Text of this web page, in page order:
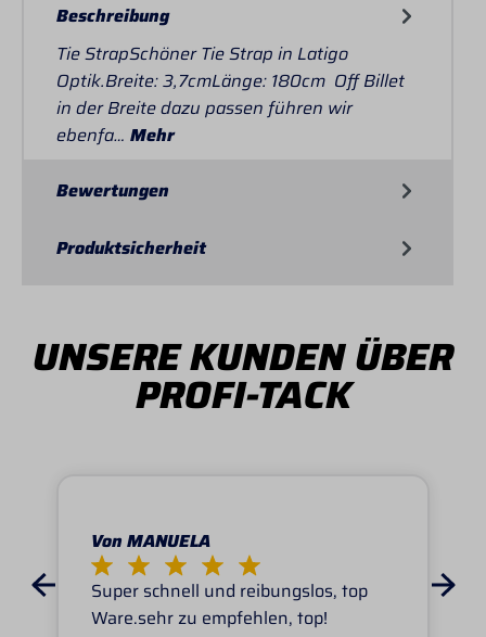
Beschreibung
Tie StrapSchöner Tie Strap in Latigo
Optik.Breite: 3,7cmLänge: 180cm Off Billet
in der Breite dazu passen führen wir
ebenfa… Mehr
Bewertungen
Produktsicherheit
UNSERE KUNDEN ÜBER
PROFI-TACK
Von MANUELA
Super schnell und reibungslos, top
Ware.sehr zu empfehlen, top!